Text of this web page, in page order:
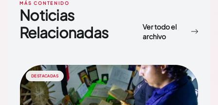
MÁS CONTENIDO
Noticias
Relacionadas
Ver todo el
archivo
DESTACADAS